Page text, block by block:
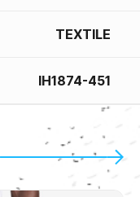
TEXTILE
IH1874-451